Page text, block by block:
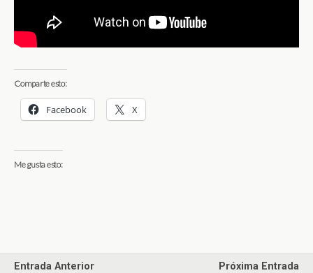
Comparte esto:
Facebook X
Me gusta esto:
Entrada Anterior
Próxima Entrada